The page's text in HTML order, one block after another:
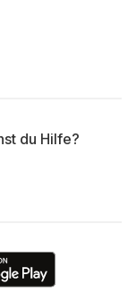
du Hilfe?